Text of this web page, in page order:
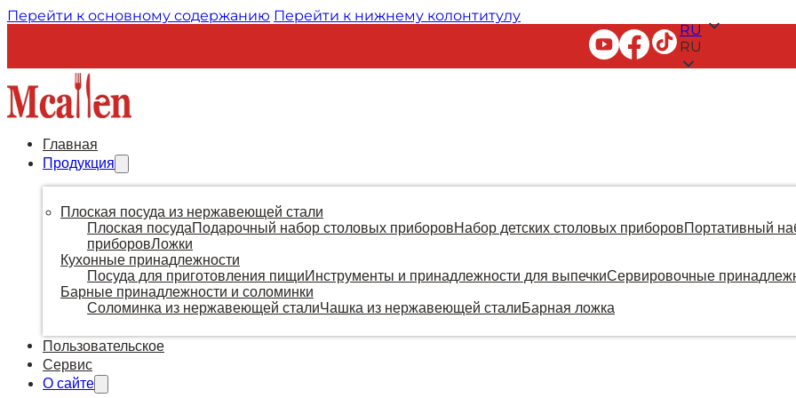
Перейти к основному содержанию Перейти к нижнему колонтитулу
RU
RU
Главная
Продукция
Плоская посуда из нержавеющей стали
Плоская посудаПодарочный набор столовых приборовНабор детских столовых приборовПортативный
приборовЛожки
Кухонные принадлежности
Посуда для приготовления пищиИнструменты и принадлежности для выпечкиСервировочные
Барные принадлежности и соломинки
Соломинка из нержавеющей сталиЧашка из нержавеющей сталиБарная ложка
Пользовательское
Сервис
О сайте